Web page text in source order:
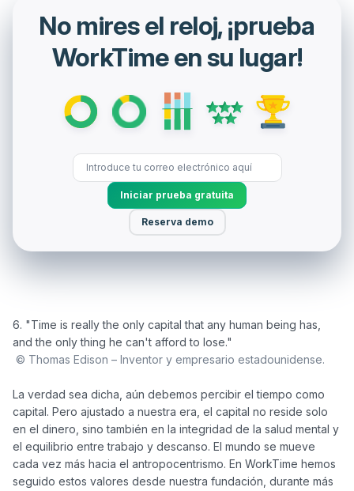
No mires el reloj, ¡prueba
WorkTime en su lugar!
Iniciar prueba gratuita
Reserva demo
6. "Time is really the only capital that any human being has,
and the only thing he can't afford to lose."
© Thomas Edison – Inventor y empresario estadounidense.
La verdad sea dicha, aún debemos percibir el tiempo como
capital. Pero ajustado a nuestra era, el capital no reside solo
en el dinero, sino también en la integridad de la salud mental y
el equilibrio entre trabajo y descanso. El mundo se mueve
cada vez más hacia el antropocentrismo. En WorkTime hemos
seguido estos valores desde nuestra fundación, durante más